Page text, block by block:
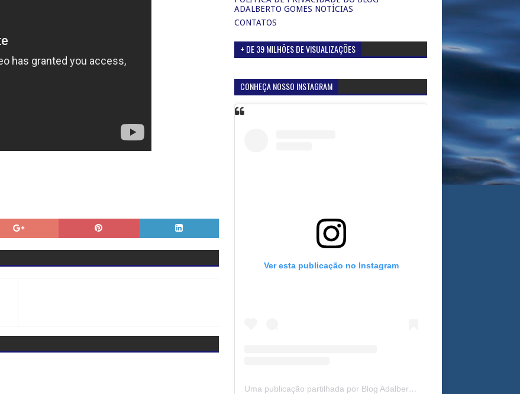
ADALBERTO GOMES NOTÍCIAS
CONTATOS
+ DE 39 MILHÕES DE VISUALIZAÇÕES
CONHEÇA NOSSO INSTAGRAM
Ver esta publicação no Instagram
Uma publicação partilhada por Blog Adalberto Gomes Noticias (@blogadalbertogomesnoticiass)